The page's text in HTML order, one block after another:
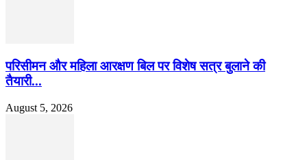
परिसीमन और महिला आरक्षण बिल पर विशेष सत्र बुलाने की
तैयारी...
August 5, 2026